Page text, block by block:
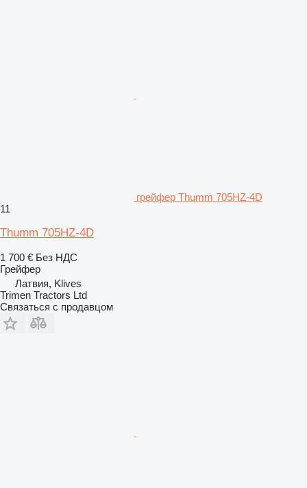
грейфер Thumm 705HZ-4D
11
Thumm 705HZ-4D
1 700 € Без НДС
Грейфер
Латвия, Klives
Trimen Tractors Ltd
Связаться с продавцом